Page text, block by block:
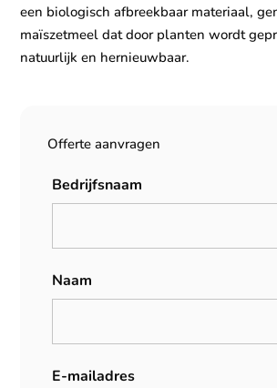
een biologisch afbreekbaar materiaal,
maïszetmeel dat door planten wordt
natuurlijk en hernieuwbaar.
Offerte aanvragen
Bedrijfsnaam
Naam
E-mailadres